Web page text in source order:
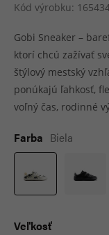
Kód výrobku:
Gobi Sneaker –
ktorí chcú zažívať
štýlový mestský
ponúkajú ľahkosť,
voľný čas, rodinné
Farba Biela
Veľkosť